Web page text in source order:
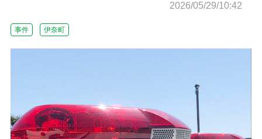
2026/05/29/10:42
事件 伊奈町